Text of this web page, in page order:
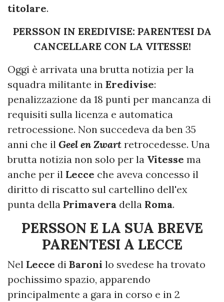
titolare.
PERSSON IN EREDIVISE: PARENTESI DA
CANCELLARE CON LA VITESSE!
Oggi è arrivata una brutta notizia per la
squadra militante in Eredivise:
penalizzazione da 18 punti per mancanza di
requisiti sulla licenza e automatica
retrocessione. Non succedeva da ben 35
anni che il Geel en Zwart retrocedesse. Una
brutta notizia non solo per la Vitesse ma
anche per il Lecce che aveva concesso il
diritto di riscatto sul cartellino dell'ex
punta della Primavera della Roma.
PERSSON E LA SUA BREVE
PARENTESI A LECCE
Nel Lecce di Baroni lo svedese ha trovato
pochissimo spazio, apparendo
principalmente a gara in corso e in 2